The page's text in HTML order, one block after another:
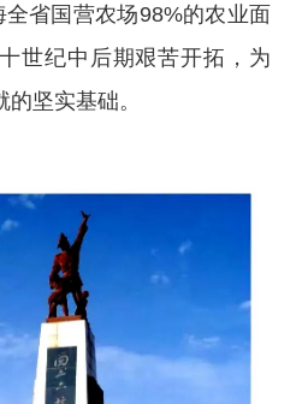
省国营农场98%的农业面
世纪中后期艰苦开拓，为
坚实基础。